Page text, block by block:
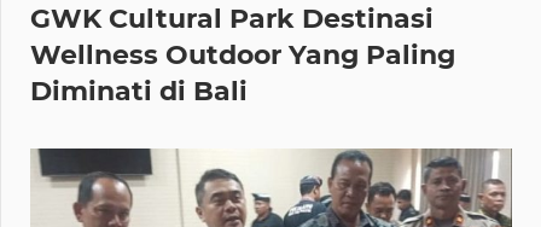
GWK Cultural Park Destinasi
Wellness Outdoor Yang Paling
Diminati di Bali